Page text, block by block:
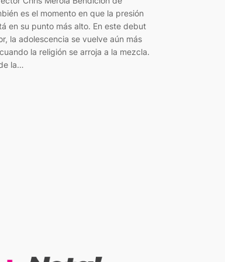
es el momento en que la presión
en su punto más alto. En este debut
la adolescencia se vuelve aún más
la religión se arroja a la mezcla.
la…